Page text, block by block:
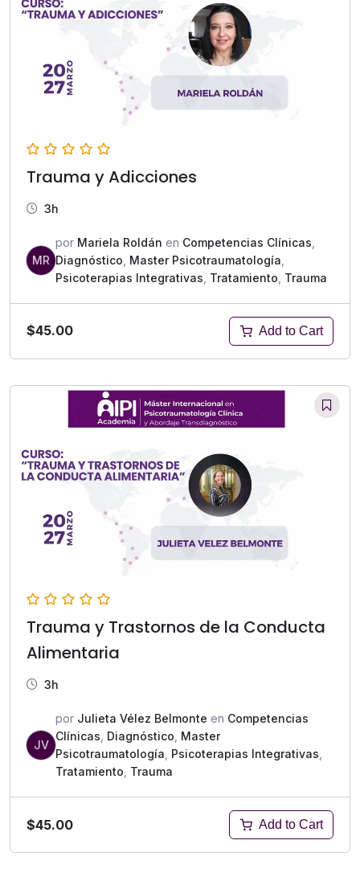
Trauma y Adicciones
3h
MR
por Mariela Roldán en Competencias Clínicas
Diagnóstico Master Psicotraumatología
Psicoterapias Integrativas Tratamiento Trauma
$45.00 Add to Cart
Trauma y Trastornos de la Conducta
Alimentaria
3h
JV
por Julieta Vélez Belmonte en Competencias
Clínicas Diagnóstico Master
Psicotraumatología Psicoterapias Integrativas
Tratamiento Trauma
$45.00 Add to Cart